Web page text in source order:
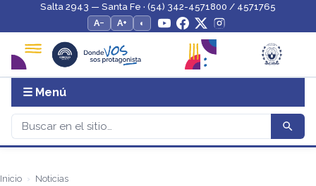
Salta 2943 — Santa Fe · (54) 342-4571800 / 4571765
A−
A+ ◐
☰ Menú
Inicio
Noticias